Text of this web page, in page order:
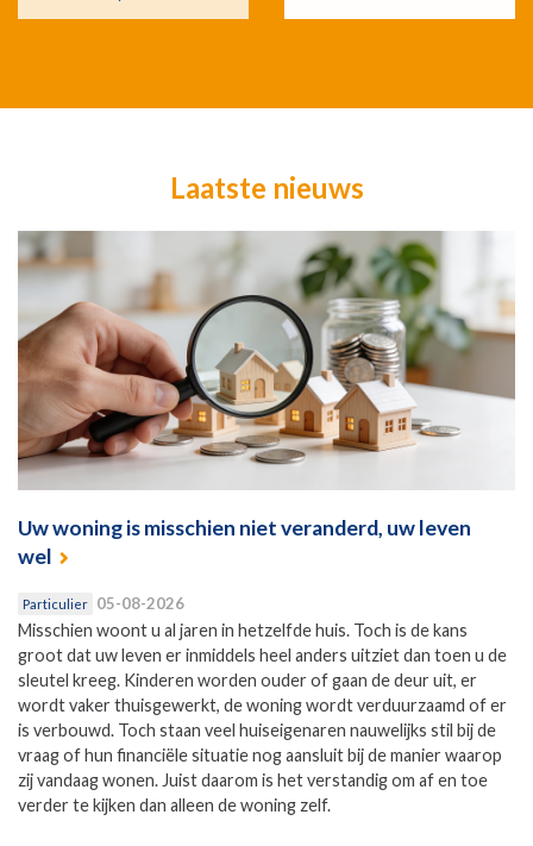
Laatste nieuws
Uw woning is misschien niet veranderd, uw leven
wel
Particulier 05-08-2026
Misschien woont u al jaren in hetzelfde huis. Toch is de kans
groot dat uw leven er inmiddels heel anders uitziet dan toen u de
sleutel kreeg. Kinderen worden ouder of gaan de deur uit, er
wordt vaker thuisgewerkt, de woning wordt verduurzaamd of er
is verbouwd. Toch staan veel huiseigenaren nauwelijks stil bij de
vraag of hun financiële situatie nog aansluit bij de manier waarop
zij vandaag wonen. Juist daarom is het verstandig om af en toe
verder te kijken dan alleen de woning zelf.